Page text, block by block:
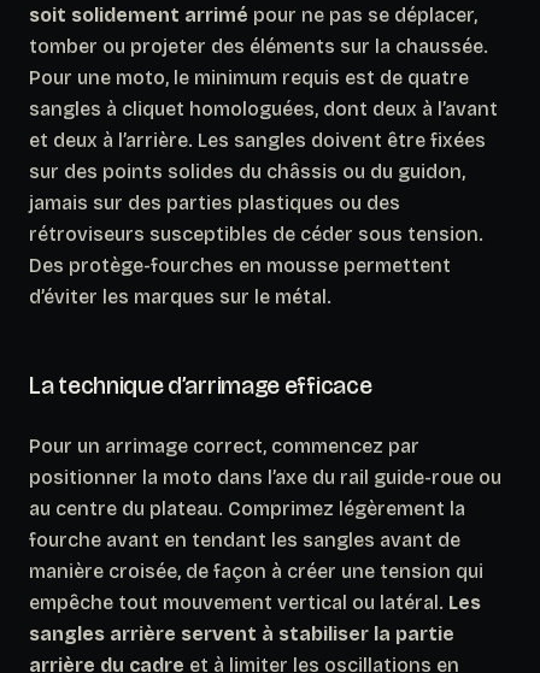
soit solidement arrimé pour ne pas se déplacer,
tomber ou projeter des éléments sur la chaussée.
Pour une moto, le minimum requis est de quatre
sangles à cliquet homologuées, dont deux à l’avant
et deux à l’arrière. Les sangles doivent être fixées
sur des points solides du châssis ou du guidon,
jamais sur des parties plastiques ou des
rétroviseurs susceptibles de céder sous tension.
Des protège-fourches en mousse permettent
d’éviter les marques sur le métal.
La technique d’arrimage efficace
Pour un arrimage correct, commencez par
positionner la moto dans l’axe du rail guide-roue ou
au centre du plateau. Comprimez légèrement la
fourche avant en tendant les sangles avant de
manière croisée, de façon à créer une tension qui
empêche tout mouvement vertical ou latéral. Les
sangles arrière servent à stabiliser la partie
arrière du cadre et à limiter les oscillations en